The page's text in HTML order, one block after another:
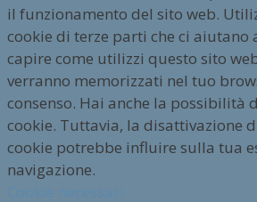
il funzionamento del sito web.
cookie di terze parti che ci aiutano
capire come utilizzi questo sito
verranno memorizzati nel tuo
consenso. Hai anche la possibilità
cookie. Tuttavia, la disattivazione
cookie potrebbe influire sulla tua
navigazione.